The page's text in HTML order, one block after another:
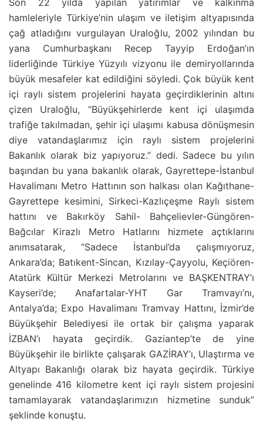
hamleleriyle Türkiye’nin ulaşım ve iletişim altyapısında
çağ atladığını vurgulayan Uraloğlu, 2002 yılından bu
yana Cumhurbaşkanı Recep Tayyip Erdoğan’ın
liderliğinde Türkiye Yüzyılı vizyonu ile demiryollarında
büyük mesafeler kat edildiğini söyledi. Çok büyük kent
içi raylı sistem projelerini hayata geçirdiklerinin altını
çizen Uraloğlu, “Büyükşehirlerde kent içi ulaşımda
trafiğe takılmadan, şehir içi ulaşımı kabusa dönüşmesin
diye vatandaşlarımız için raylı sistem projelerini
Bakanlık olarak biz yapıyoruz.” dedi. Sadece bu yılın
başından bu yana bakanlık olarak, Gayrettepe-İstanbul
Havalimanı Metro Hattının son halkası olan Kağıthane-
Gayrettepe kesimini, Sirkeci-Kazlıçeşme Raylı sistem
hattını ve Bakırköy Sahil- Bahçelievler-Güngören-
Bağcılar Kirazlı Metro Hatlarını hizmete açtıklarını
anımsatarak, “Sadece İstanbul’da çalışmıyoruz,
Ankara’da; Batıkent-Sincan, Kızılay-Çayyolu, Keçiören-
Atatürk Kültür Merkezi Metrolarını ve BAŞKENTRAY’ı
Kayseri’de; Anafartalar-YHT Gar Tramvayı’nı,
Antalya’da; Expo Havalimanı Tramvay Hattını, İzmir’de
Büyükşehir Belediyesi ile ortak bir çalışma yaparak
İZBAN’ı hayata geçirdik. Gaziantep’te de yine
Büyükşehir ile birlikte çalışarak GAZİRAY’ı, Ulaştırma ve
Altyapı Bakanlığı olarak biz hayata geçirdik. Türkiye
genelinde 416 kilometre kent içi raylı sistem projesini
tamamlayarak vatandaşlarımızın hizmetine sunduk”
şeklinde konuştu.